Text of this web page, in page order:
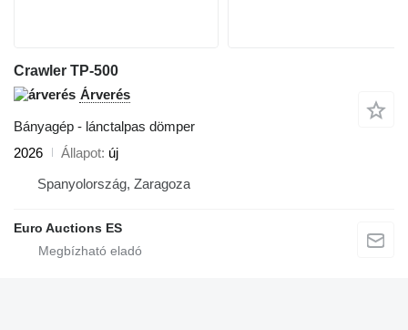
Crawler TP-500
Árverés
Bányagép - lánctalpas dömper
2026
Állapot új
Spanyolország, Zaragoza
Euro Auctions ES